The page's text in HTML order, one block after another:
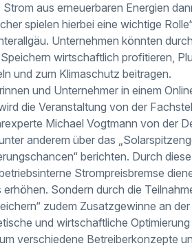
aus erneuerbaren Energien
spielen hierbei eine wichtige
Unternehmen könnten
wirtschaftlich profitieren,
und zum Klimaschutz beitragen.
und Unternehmer in einem
die Veranstaltung von der
Michael Vogtmann von der
anderem über das
berichten. Durch
Strompreisbremse
Sondern durch die
zudem Zusatzgewinne an
und wirtschaftliche
verschiedene Betreiberkonzepte